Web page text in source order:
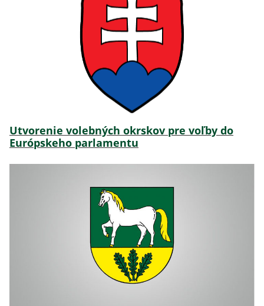
Utvorenie volebných okrskov pre voľby do
Európskeho parlamentu